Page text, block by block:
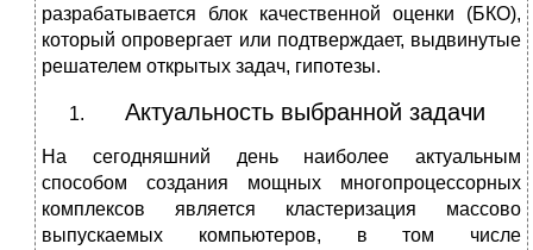
разрабатывается блок качественной оценки (БКО),
который опровергает или подтверждает, выдвинутые
решателем открытых задач, гипотезы.
Актуальность выбранной задачи
На сегодняшний день наиболее актуальным
способом создания мощных многопроцессорных
комплексов является кластеризация массово
выпускаемых компьютеров, в том числе